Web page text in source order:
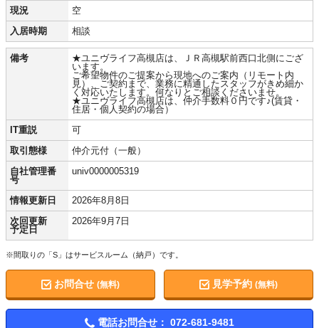
現況 空
入居時期 相談
備考
★ユニヴライフ高槻店は、ＪＲ高槻駅前西口北側にござ
います。
ご希望物件のご提案から現地へのご案内（リモート内
見）、ご契約まで、業務に精通したスタッフがきめ細か
く対応いたします。何なりとご相談くださいませ。
★ユニヴライフ高槻店は、仲介手数料０円です♪(賃貸・
住居・個人契約の場合）
IT重説 可
取引態様 仲介元付（一般）
自社管理番
号
univ0000005319
情報更新日 2026年8月8日
次回更新
予定日
2026年9月7日
※間取りの「S」はサービスルーム（納戸）です。
お問合せ (無料) 見学予約(無料)
電話お問合せ： 072-681-9481